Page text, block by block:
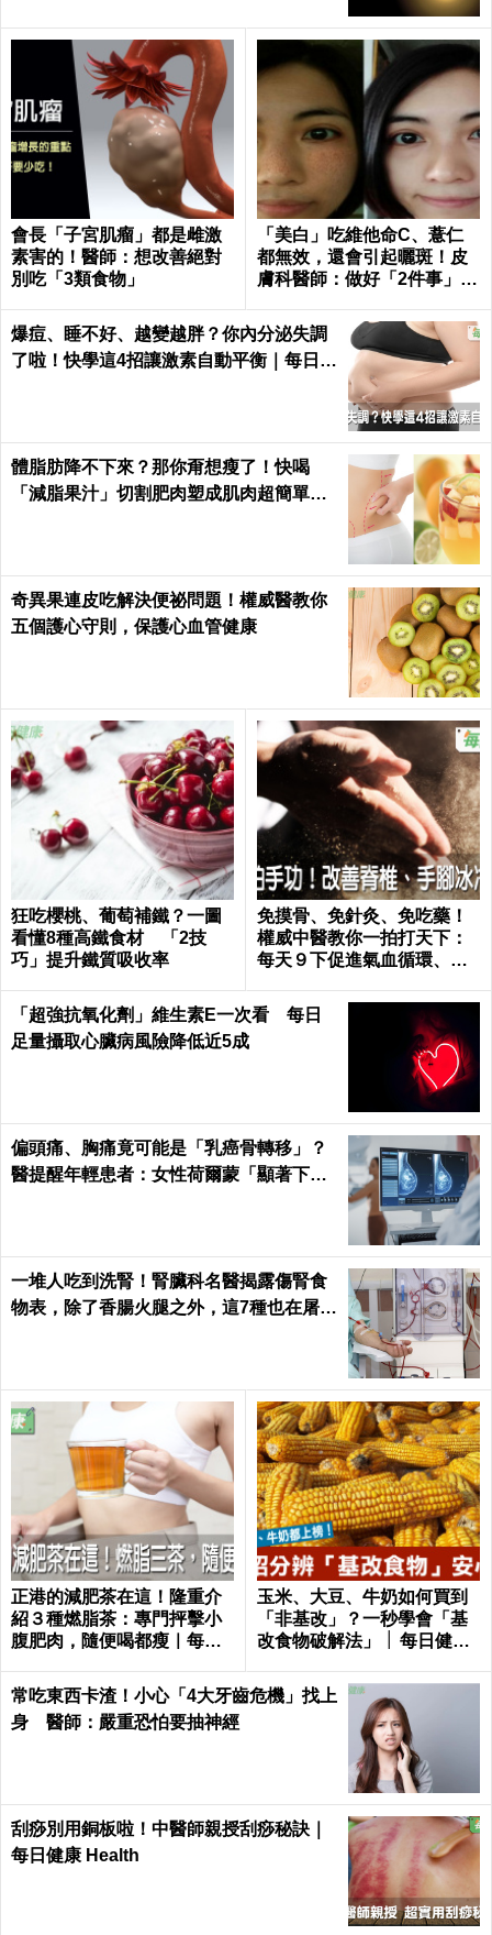
會長「子宮肌瘤」都是雌激
素害的！醫師：想改善絕對
別吃「3類食物」
「美白」吃維他命C、薏仁
都無效，還會引起曬斑！皮
膚科醫師：做好「2件事」最
爆痘、睡不好、越變越胖？你內分泌失調
了啦！快學這4招讓激素自動平衡｜每日健
體脂肪降不下來？那你甭想瘦了！快喝
「減脂果汁」切割肥肉塑成肌肉超簡單｜
奇異果連皮吃解決便祕問題！權威醫教你
五個護心守則，保護心血管健康
狂吃櫻桃、葡萄補鐵？一圖
看懂8種高鐵食材 「2技
巧」提升鐵質吸收率
免摸骨、免針灸、免吃藥！
權威中醫教你一拍打天下：
每天９下促進氣血循環、活
「超強抗氧化劑」維生素E一次看 每日
足量攝取心臟病風險降低近5成
偏頭痛、胸痛竟可能是「乳癌骨轉移」？
醫提醒年輕患者：女性荷爾蒙「顯著下
一堆人吃到洗腎！腎臟科名醫揭露傷腎食
物表，除了香腸火腿之外，這7種也在屠殺
正港的減肥茶在這！隆重介
紹３種燃脂茶：專門抨擊小
腹肥肉，隨便喝都瘦｜每日
玉米、大豆、牛奶如何買到
「非基改」？一秒學會「基
改食物破解法」 │ 每日健康
常吃東西卡渣！小心「4大牙齒危機」找上
身 醫師：嚴重恐怕要抽神經
刮痧別用銅板啦！中醫師親授刮痧秘訣｜
每日健康 Health